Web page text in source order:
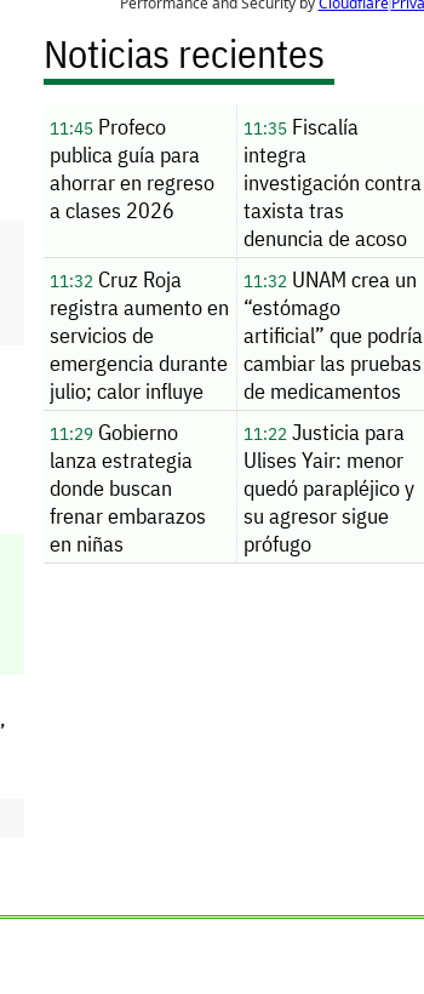
,
Noticias recientes
11:45 Profeco
publica guía para
ahorrar en regreso
a clases 2026
11:35Fiscalía
integra
investigación contra
taxista tras
denuncia de acoso
11:32 Cruz Roja
registra aumento en
servicios de
emergencia durante
julio; calor influye
en
descompensaciones
11:32UNAM crea un
“estómago
artificial” que podría
cambiar las pruebas
de medicamentos
11:29 Gobierno
lanza estrategia
donde buscan
frenar embarazos
en niñas
11:22Justicia para
Ulises Yair: menor
quedó parapléjico y
su agresor sigue
prófugo